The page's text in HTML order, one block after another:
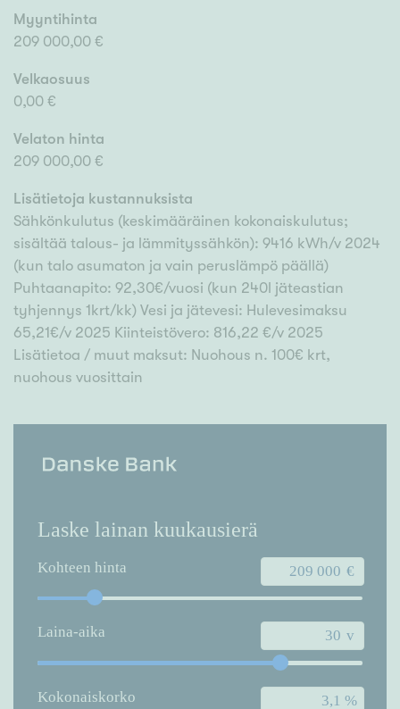
Myyntihinta
209 000,00 €
Velkaosuus
0,00 €
Velaton hinta
209 000,00 €
Lisätietoja kustannuksista
Sähkönkulutus (keskimääräinen kokonaiskulutus;
sisältää talous- ja lämmityssähkön): 9416 kWh/v 2024
(kun talo asumaton ja vain peruslämpö päällä)
Puhtaanapito: 92,30€/vuosi (kun 240l jäteastian
tyhjennys 1krt/kk) Vesi ja jätevesi: Hulevesimaksu
65,21€/v 2025 Kiinteistövero: 816,22 €/v 2025
Lisätietoa / muut maksut: Nuohous n. 100€ krt,
nuohous vuosittain